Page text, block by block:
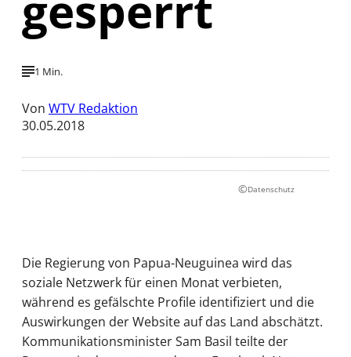
1 Min.
Von WTV Redaktion
30.05.2018
©Datenschutz
Die Regierung von Papua-Neuguinea wird das
soziale Netzwerk für einen Monat verbieten,
während es gefälschte Profile identifiziert und die
Auswirkungen der Website auf das Land abschätzt.
Kommunikationsminister Sam Basil teilte der